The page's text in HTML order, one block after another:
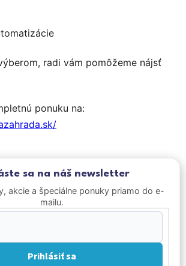
radi vám pomôžeme nájsť
ponuku na:
sa na náš newsletter
akcie a špeciálne ponuky priamo do e-
mailu.
Prihlásiť sa